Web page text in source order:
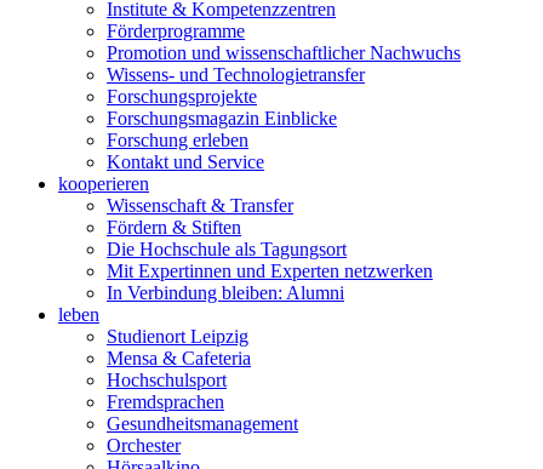
Institute & Kompetenzzentren
Förderprogramme
Promotion und wissenschaftlicher Nachwuchs
Wissens- und Technologietransfer
Forschungsprojekte
Forschungsmagazin Einblicke
Forschung erleben
Kontakt und Service
kooperieren
Wissenschaft & Transfer
Fördern & Stiften
Die Hochschule als Tagungsort
Mit Expertinnen und Experten netzwerken
In Verbindung bleiben: Alumni
leben
Studienort Leipzig
Mensa & Cafeteria
Hochschulsport
Fremdsprachen
Gesundheitsmanagement
Orchester